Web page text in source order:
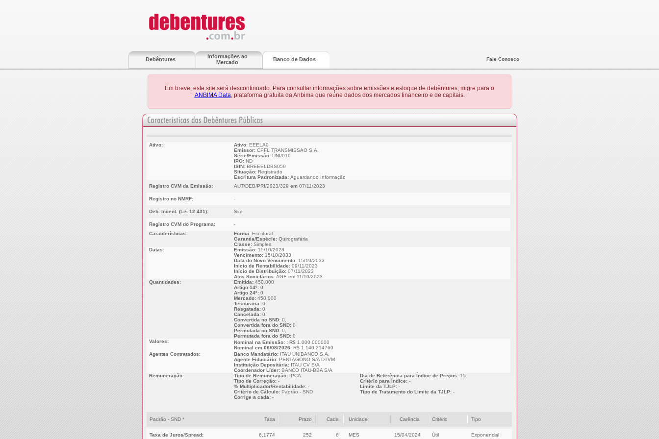
Fale Conosco
Debêntures
Informações ao
Mercado
Banco de Dados
Em breve, este site será descontinuado. Para consultar informações sobre emissões e estoque de debêntures, migre para o
ANBIMA Data, plataforma gratuita da Anbima que reúne dados dos mercados financeiro e de capitais.
Ativo: Ativo:EEELA0
Emissor:CPFL TRANSMISSAO S.A.
Série/Emissão:ÚNI/010
IPO: ND
ISIN:BREEELDBS059
Situação:Registrado
Escritura Padronizada: Aguardando Informação
Registro CVM da Emissão:
AUT/DEB/PRI/2023/329 em07/11/2023
Registro no NMRF: -
Deb. Incent. (Lei 12.431): Sim
Registro CVM do Programa:
-
Características:
Forma:Escritural
Garantia/Espécie:Quirografária
Classe:Simples
Datas:
Emissão:15/10/2023
Vencimento: 15/10/2033
Data do Novo Vencimento:15/10/2033
Início de Rentabilidade:09/11/2023
Início de Distribuição:07/11/2023
Atos Societários:AGE em 11/10/2023
Quantidades:
Emitida:450.000
Artigo 14º:0
Artigo 24º:0
Mercado:450.000
Tesouraria:0
Resgatada:0
Cancelada:0,
Convertida no SND:0,
Convertida fora do SND:0
Permutada no SND:0,
Permutada fora do SND:0
Valores:
Nominal na Emissão: : R$ 1.000,000000
Nominal em 06/08/2026:R$ 1.140,214760
Agentes Contratados:
Banco Mandatário:ITAU UNIBANCO S.A.
Agente Fiduciário:PENTAGONO S/A DTVM
Instituição Depositária:ITAU CV S/A
Coordenador Líder:BANCO ITAU-BBA S/A
Remuneração:
Tipo de Remuneração:IPCA
Tipo de Correção:-
% Multiplicador/Rentabilidade:-
Critério de Cálculo:Padrão - SND
Corrige a cada:-
Dia de Referência para Índice de Preços:15
Critério para Índice:-
Limite da TJLP:-
Tipo de Tratamento do Limite da TJLP:-
Padrão - SND * Taxa Prazo Cada Unidade Carência Critério Tipo
Taxa de Juros/Spread: 6,1774 252 6 MES 15/04/2024 Útil Exponencial